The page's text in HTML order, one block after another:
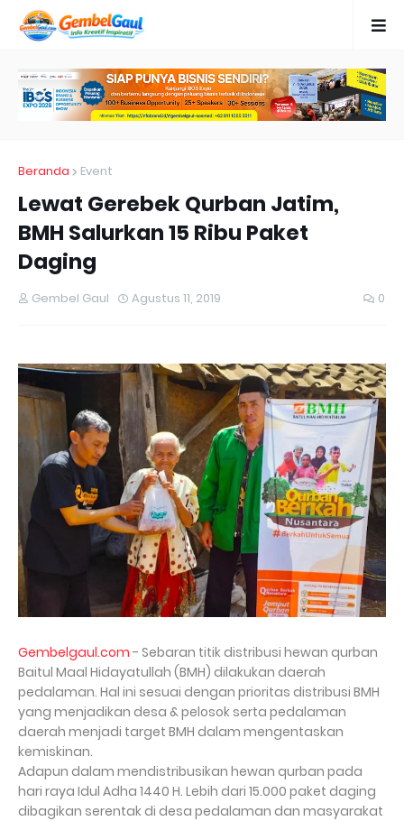
Beranda Event
Lewat Gerebek Qurban Jatim,
BMH Salurkan 15 Ribu Paket
Daging
Gembel Gaul Agustus 11, 2019 0
Gembelgaul.com - Sebaran titik distribusi hewan qurban
Baitul Maal Hidayatullah (BMH) dilakukan daerah
pedalaman. Hal ini sesuai dengan prioritas distribusi BMH
yang menjadikan desa & pelosok serta pedalaman
daerah menjadi target BMH dalam mengentaskan
kemiskinan.
Adapun dalam mendistribusikan hewan qurban pada
hari raya Idul Adha 1440 H. Lebih dari 15.000 paket daging
dibagikan serentak di desa pedalaman dan masyarakat